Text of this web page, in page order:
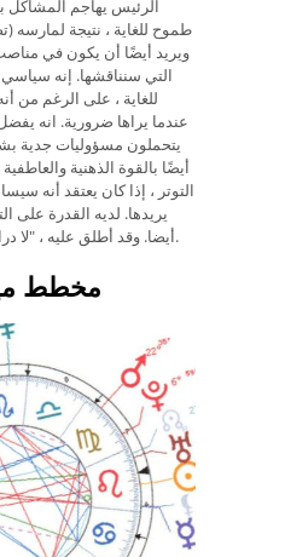
الرئيس يهاجم المشاكل
طموح للغاية ، نتيجة لمارسه
ويريد أيضًا أن يكون في
للغاية ، على الرغم من
عندما يراها ضرورية. انه
يتحملون مسؤوليات جدية
أيضًا بالقوة الذهنية
التوتر ، إذا كان يعتقد أنه
يريدها. لديه القدرة على
أيضا. وقد أطلق عليه ، "لا دراما أوباما" من قبل موظفيه.
مخطط